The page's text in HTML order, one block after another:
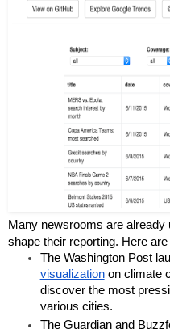
Many newsrooms are already
shape their reporting. Here
The Washington Post
visualization on climate
discover the most
various cities.
The Guardian and